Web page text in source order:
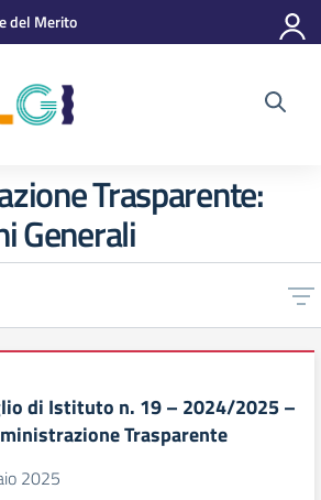
del Merito
Trasparente:
Generali
di Istituto n. 19 – 2024/2025 –
Trasparente
2025